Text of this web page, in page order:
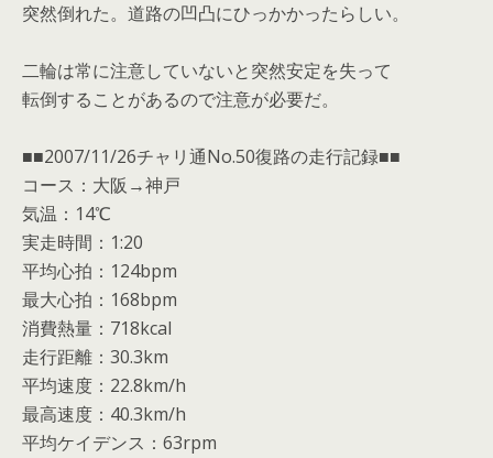
突然倒れた。道路の凹凸にひっかかったらしい。
二輪は常に注意していないと突然安定を失って
転倒することがあるので注意が必要だ。
■■2007/11/26チャリ通No.50復路の走行記録■■
コース：大阪→神戸
気温：14℃
実走時間：1:20
平均心拍：124bpm
最大心拍：168bpm
消費熱量：718kcal
走行距離：30.3km
平均速度：22.8km/h
最高速度：40.3km/h
平均ケイデンス：63rpm